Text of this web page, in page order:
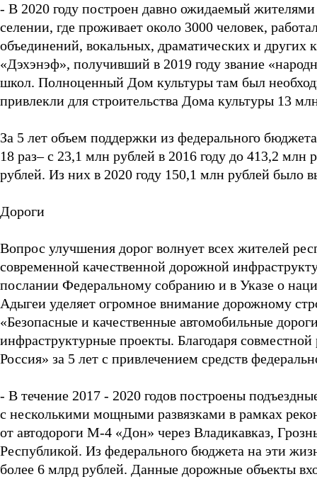
- В 2020 году построен давно ожидаемый
селении, где проживает около 3000 человек,
объединений, вокальных, драматических и других
«Дэхэнэф», получивший в 2019 году звание
школ. Полноценный Дом культуры там был
привлекли для строительства Дома культуры 13
За 5 лет объем поддержки из федерального
18 раз– с 23,1 млн рублей в 2016 году до 413,2 млн
рублей. Из них в 2020 году 150,1 млн рублей было
Дороги
Вопрос улучшения дорог волнует всех жителей
современной качественной дорожной
послании Федеральному собранию и в Указе о
Адыгеи уделяет огромное внимание дорожному
«Безопасные и качественные автомобильные
инфраструктурные проекты. Благодаря
Россия» за 5 лет с привлечением средств
- В течение 2017 - 2020 годов построены
с несколькими мощными развязками в рамках
от автодороги М-4 «Дон» через Владикавказ,
Республикой. Из федерального бюджета на эти
более 6 млрд рублей. Данные дорожные объекты